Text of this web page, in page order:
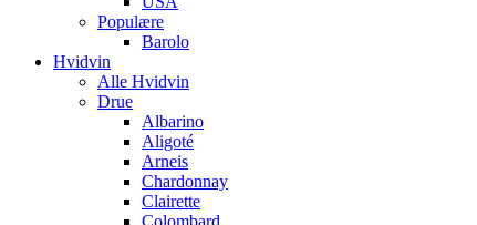
Populære
Barolo
Hvidvin
Alle Hvidvin
Drue
Albarino
Aligoté
Arneis
Chardonnay
Clairette
Colombard